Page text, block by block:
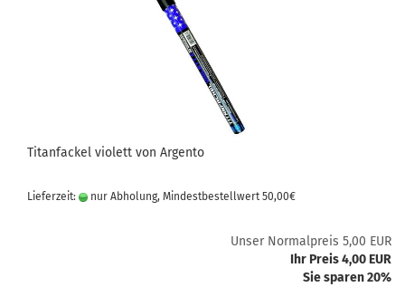
Titanfackel violett von Argento
Lieferzeit: nur Abholung, Mindestbestellwert 50,00€
Unser Normalpreis 5,00 EUR
Ihr Preis 4,00 EUR
Sie sparen 20%